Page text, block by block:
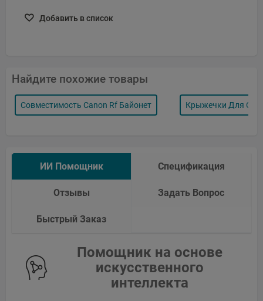
Добавить в список
Найдите похожие товары
Совместимость Canon Rf Байонет Крыжечки Для
ИИ Помощник Спецификация
Отзывы Задать Вопрос
Быстрый Заказ
Помощник на основе
искусственного
интеллекта